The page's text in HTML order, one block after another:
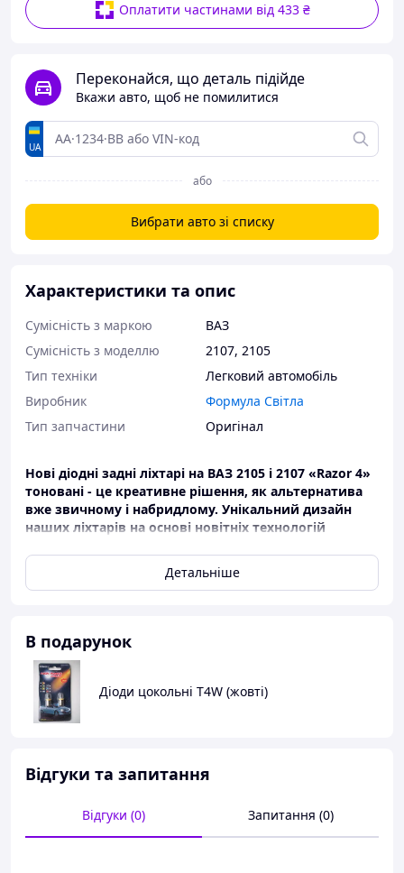
Оплатити частинами від 433 ₴
Переконайся, що деталь підійде
Вкажи авто, щоб не помилитися
UA
або
Вибрати авто зі списку
Характеристики та опис
Сумісність з маркою
ВАЗ
Сумісність з моделлю
2107, 2105
Тип техніки
Легковий автомобіль
Виробник
Формула Світла
Тип запчастини
Оригінал
Нові діодні задні ліхтарі на ВАЗ 2105 і 2107 «Razor 4»
тоновані - це креативне рішення, як альтернатива
вже звичному і набридлому. Унікальний дизайн
наших ліхтарів на основі новітніх технологій
незабутнім.Модель розроблена спеціально для
України на наше замовлення!
розпинування у фішці джгута самостійно або у
фахівця.
Рекомендація для встановлення:
Перед встановленням автомобільних фар
рекомендується помазати шів між склом і корпусом
Детальніше
В подарунок
Діоди цокольні T4W (жовті)
Відгуки та запитання
Відгуки (0) Запитання (0)